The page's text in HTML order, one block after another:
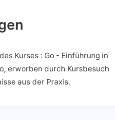
Kurses : Go - Einführung in
erworben durch Kursbesuch
aus der Praxis.